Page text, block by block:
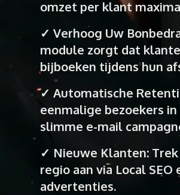
omzet per klant
✓ Verhoog Uw
module zorgt dat
bijboeken tijdens hun
✓ Automatische
eenmalige bezoekers
slimme e-mail
✓ Nieuwe Klanten:
regio aan via Local
advertenties.